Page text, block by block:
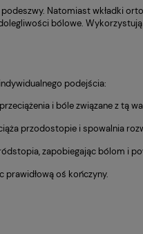
Natomiast wkładki
bólowe.
podejścia:
i bóle związane z tą
przodostopie i spowalnia
zapobiegając bólom i
oś kończyny.